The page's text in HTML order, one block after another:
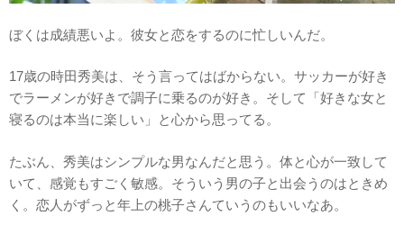
ぼくは成績悪いよ。彼女と恋をするのに忙しいんだ。
17歳の時田秀美は、そう言ってはばからない。サッカーが好き
でラーメンが好きで調子に乗るのが好き。そして「好きな女と
寝るのは本当に楽しい」と心から思ってる。
たぶん、秀美はシンプルな男なんだと思う。体と心が一致して
いて、感覚もすごく敏感。そういう男の子と出会うのはときめ
く。恋人がずっと年上の桃子さんていうのもいいなあ。